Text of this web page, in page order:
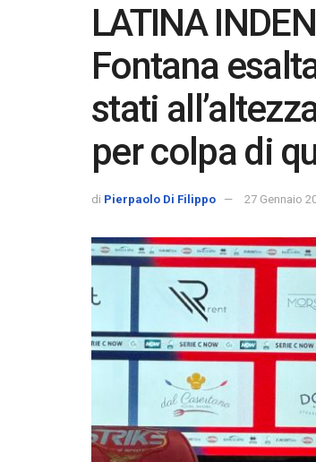
LATINA
Fontana
stati
per colpa di
di Pierpaolo Di Filippo 27 Gennaio